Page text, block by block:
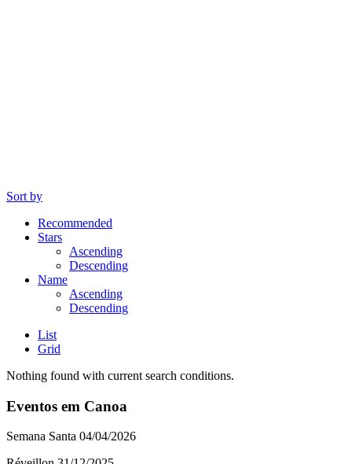
Sort by
Recommended
Stars
Ascending
Descending
Name
Ascending
Descending
List
Grid
Nothing found with current search conditions.
Eventos em Canoa
Semana Santa 04/04/2026